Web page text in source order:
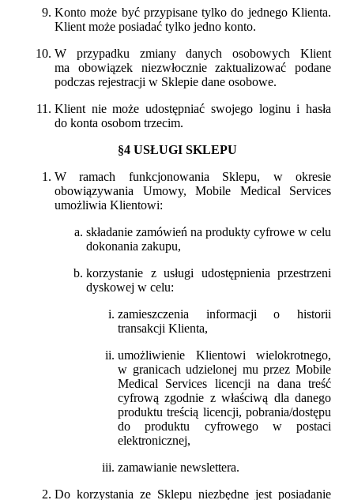
Konto może być przypisane tylko do jednego Klienta.
Klient może posiadać tylko jedno konto.
W przypadku zmiany danych osobowych Klient
ma obowiązek niezwłocznie zaktualizować podane
podczas rejestracji w Sklepie dane osobowe.
Klient nie może udostępniać swojego loginu i hasła
do konta osobom trzecim.
§4 USŁUGI SKLEPU
W ramach funkcjonowania Sklepu, w okresie
obowiązywania Umowy, Mobile Medical Services
umożliwia Klientowi:
składanie zamówień na produkty cyfrowe w celu
dokonania zakupu,
korzystanie z usługi udostępnienia przestrzeni
dyskowej w celu:
zamieszczenia informacji o historii
transakcji Klienta,
umożliwienie Klientowi wielokrotnego,
w granicach udzielonej mu przez Mobile
Medical Services licencji na dana treść
cyfrową zgodnie z właściwą dla danego
produktu treścią licencji, pobrania/dostępu
do produktu cyfrowego w postaci
elektronicznej,
zamawianie newslettera.
Do korzystania ze Sklepu niezbędne jest posiadanie